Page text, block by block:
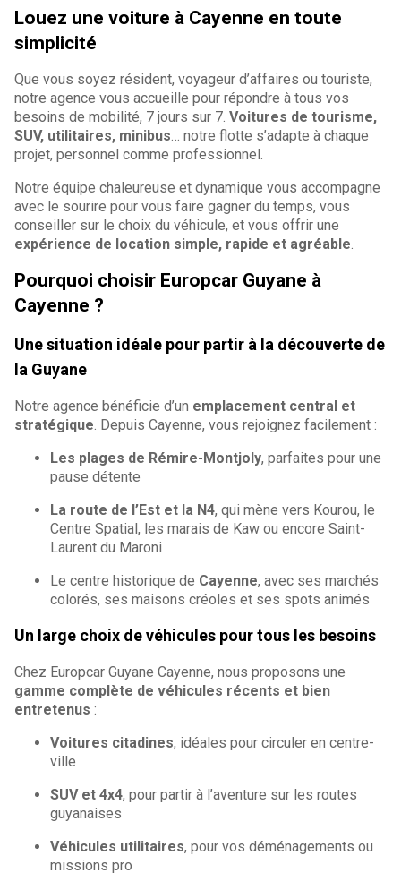
Louez une voiture à Cayenne en toute
simplicité
Que vous soyez résident, voyageur d’affaires ou touriste,
notre agence vous accueille pour répondre à tous vos
besoins de mobilité, 7 jours sur 7. Voitures de tourisme,
SUV, utilitaires, minibus… notre flotte s’adapte à chaque
projet, personnel comme professionnel.
Notre équipe chaleureuse et dynamique vous accompagne
avec le sourire pour vous faire gagner du temps, vous
conseiller sur le choix du véhicule, et vous offrir une
expérience de location simple, rapide et agréable.
Pourquoi choisir Europcar Guyane à
Cayenne ?
Une situation idéale pour partir à la découverte de
la Guyane
Notre agence bénéficie d’un emplacement central et
stratégique. Depuis Cayenne, vous rejoignez facilement :
Les plages de Rémire-Montjoly, parfaites pour une
pause détente
La route de l’Est et la N4, qui mène vers Kourou, le
Centre Spatial, les marais de Kaw ou encore Saint-
Laurent du Maroni
Le centre historique de Cayenne, avec ses marchés
colorés, ses maisons créoles et ses spots animés
Un large choix de véhicules pour tous les besoins
Chez Europcar Guyane Cayenne, nous proposons une
gamme complète de véhicules récents et bien
entretenus :
Voitures citadines, idéales pour circuler en centre-
ville
SUV et 4x4, pour partir à l’aventure sur les routes
guyanaises
Véhicules utilitaires, pour vos déménagements ou
missions pro